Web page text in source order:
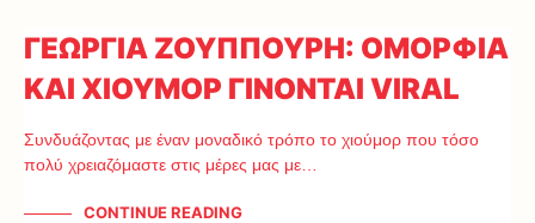
ΓΕΩΡΓΙΑ ΖΟΥΠΠΟΥΡΗ: ΟΜΟΡΦΙΑ
ΚΑΙ ΧΙΟΥΜΟΡ ΓΙΝΟΝΤΑΙ VIRAL
Συνδυάζοντας με έναν μοναδικό τρόπο το χιούμορ που τόσο
πολύ χρειαζόμαστε στις μέρες μας με…
CONTINUE READING